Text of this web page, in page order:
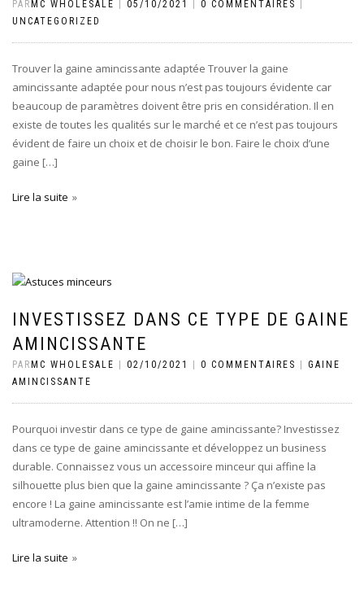
PAR MC WHOLESALE 05/10/2021 0 COMMENTAIRES
UNCATEGORIZED
Trouver la gaine amincissante adaptée Trouver la gaine
amincissante adaptée pour nous n’est pas toujours évidente car
beaucoup de paramètres doivent être pris en considération. Il en
existe de toutes les qualités sur le marché et ce n’est pas toujours
évident de faire un choix et de choisir le bon. Faire le choix d’une
gaine […]
Lire la suite
INVESTISSEZ DANS CE TYPE DE GAINE
AMINCISSANTE
PAR MC WHOLESALE 02/10/2021 0 COMMENTAIRES
GAINE
AMINCISSANTE
Pourquoi investir dans ce type de gaine amincissante? Investissez
dans ce type de gaine amincissante et développez un business
durable. Connaissez vous un accessoire minceur qui affine la
silhouette plus bien que la gaine amincissante ? Ça n’existe pas
encore ! La gaine amincissante est l’amie intime de la femme
ultramoderne. Attention !! On ne […]
Lire la suite